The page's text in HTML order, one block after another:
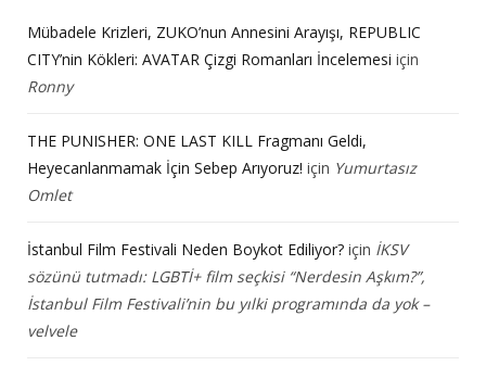
Mübadele Krizleri, ZUKO’nun Annesini Arayışı, REPUBLIC
CITY’nin Kökleri: AVATAR Çizgi Romanları İncelemesi için
Ronny
THE PUNISHER: ONE LAST KILL Fragmanı Geldi,
Heyecanlanmamak İçin Sebep Arıyoruz! için Yumurtasız
Omlet
İstanbul Film Festivali Neden Boykot Ediliyor? için İKSV
sözünü tutmadı: LGBTİ+ film seçkisi “Nerdesin Aşkım?”,
İstanbul Film Festivali’nin bu yılki programında da yok –
velvele